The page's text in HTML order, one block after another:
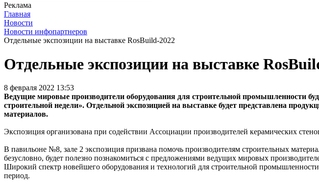
Реклама
Главная
Новости
Новости инфопартнеров
Отдельные экспозиции на выставке RosBuild-2022
Отдельные экспозиции на выставке
8 февраля 2022 13:53
Ведущие мировые производители оборудования для строительной промышленности
строительной недели». Отдельной экспозицией на выставке будет представлена
материалов.
Экспозиция организована при содействии Ассоциации производителей керамических
В павильоне №8, зале 2 экспозиция призвана помочь производителям строительных
безусловно, будет полезно познакомиться с предложениями ведущих мировых
Широкий спектр новейшего оборудования и технологий для строительной
период.